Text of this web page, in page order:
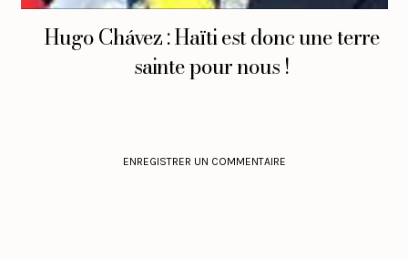
Hugo Chávez : Haïti est donc une terre
sainte pour nous !
ENREGISTRER UN COMMENTAIRE